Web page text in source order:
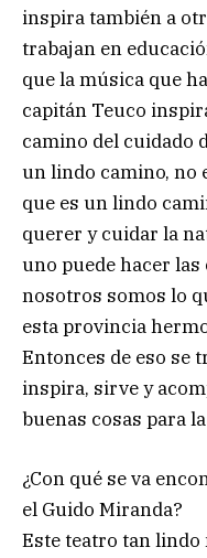
inspira también a
trabajan en
que la música que
capitán Teuco
camino del cuidado
un lindo camino, no
que es un lindo
querer y cuidar la
uno puede hacer las
nosotros somos lo
esta provincia
Entonces de eso se
inspira, sirve y
buenas cosas para
¿Con qué se va
el Guido Miranda?
Este teatro tan